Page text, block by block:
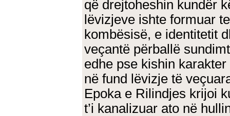
që drejtoheshin kundër
lëvizjeve ishte formuar
kombësisë, e identitetit
veçantë përballë
edhe pse kishin
në fund lëvizje të
Epoka e Rilindjes krijoi
t’i kanalizuar ato në